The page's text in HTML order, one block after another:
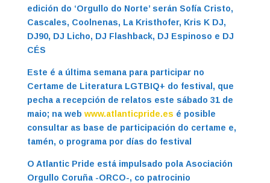
edición do ‘Orgullo do Norte’ serán Sofía Cristo,
Cascales, Coolnenas, La Kristhofer, Kris K DJ,
DJ90, DJ Licho, DJ Flashback, DJ Espinoso e DJ
CÉS
Este é a última semana para participar no
Certame de Literatura LGTBIQ+ do festival, que
pecha a recepción de relatos este sábado 31 de
maio; na web www.atlanticpride.es é posible
consultar as base de participación do certame e,
tamén, o programa por días do festival
O Atlantic Pride está impulsado pola Asociación
Orgullo Coruña -ORCO-, co patrocinio